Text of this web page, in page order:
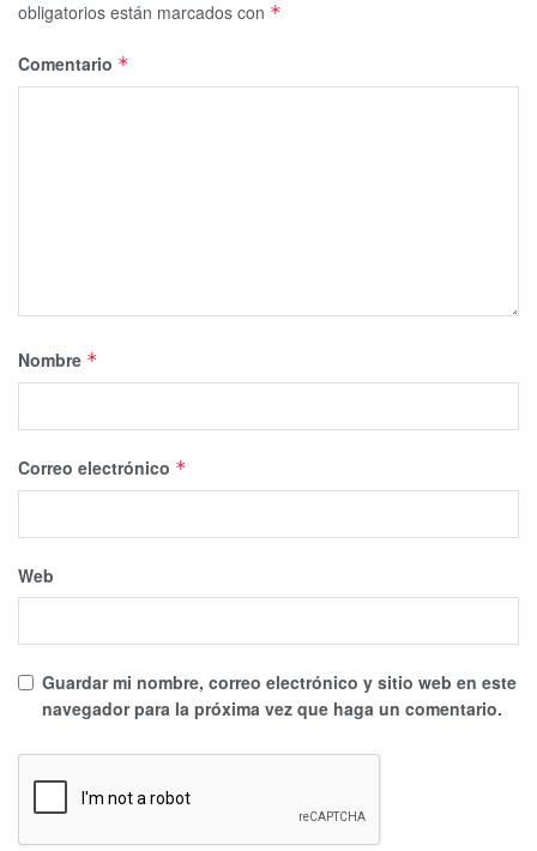
obligatorios están marcados con *
Comentario *
Nombre *
Correo electrónico *
Web
Guardar mi nombre, correo electrónico y sitio web en este
navegador para la próxima vez que haga un comentario.